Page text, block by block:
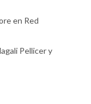
en Red
Pellicer y